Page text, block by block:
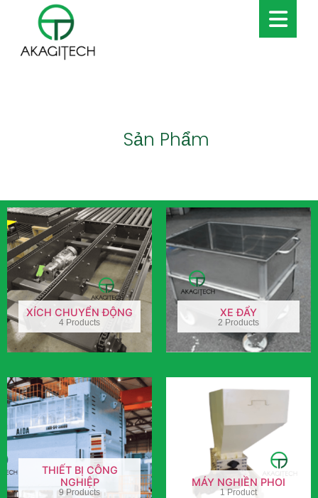
Sản Phẩm
XÍCH CHUYỂN ĐỘNG
4 Products
XE ĐẨY
2 Products
THIẾT BỊ CÔNG
NGHIỆP
9 Products
MÁY NGHIỀN PHOI
1 Product